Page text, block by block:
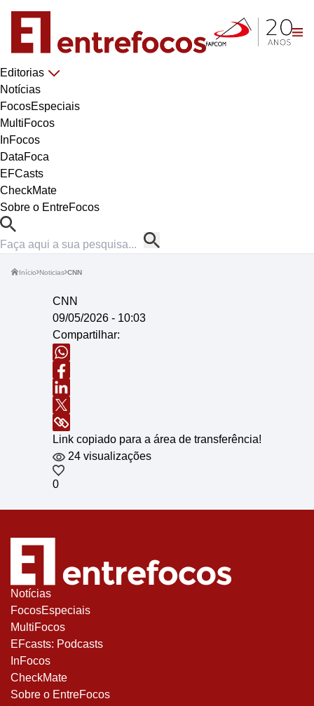
Editorias
Notícias
FocosEspeciais
MultiFocos
InFocos
DataFoca
EFCasts
CheckMate
Sobre o EntreFocos
Início Noticias CNN
CNN
09/05/2026 - 10:03
Compartilhar:
Link copiado para a área de transferência!
24 visualizações
0
Notícias
FocosEspeciais
MultiFocos
EFcasts: Podcasts
InFocos
CheckMate
Sobre o EntreFocos